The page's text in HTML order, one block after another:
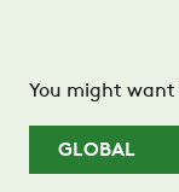
You might
GLOBAL